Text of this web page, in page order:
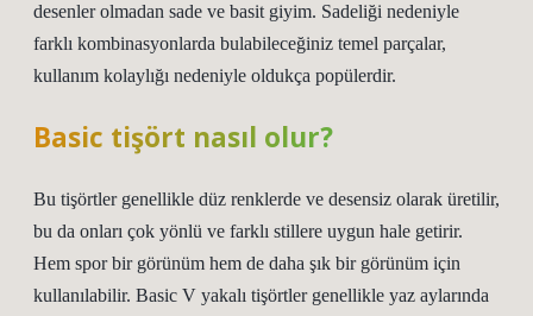
desenler olmadan sade ve basit giyim. Sadeliği nedeniyle
farklı kombinasyonlarda bulabileceğiniz temel parçalar,
kullanım kolaylığı nedeniyle oldukça popülerdir.
Basic tişört nasıl olur?
Bu tişörtler genellikle düz renklerde ve desensiz olarak üretilir,
bu da onları çok yönlü ve farklı stillere uygun hale getirir.
Hem spor bir görünüm hem de daha şık bir görünüm için
kullanılabilir. Basic V yakalı tişörtler genellikle yaz aylarında